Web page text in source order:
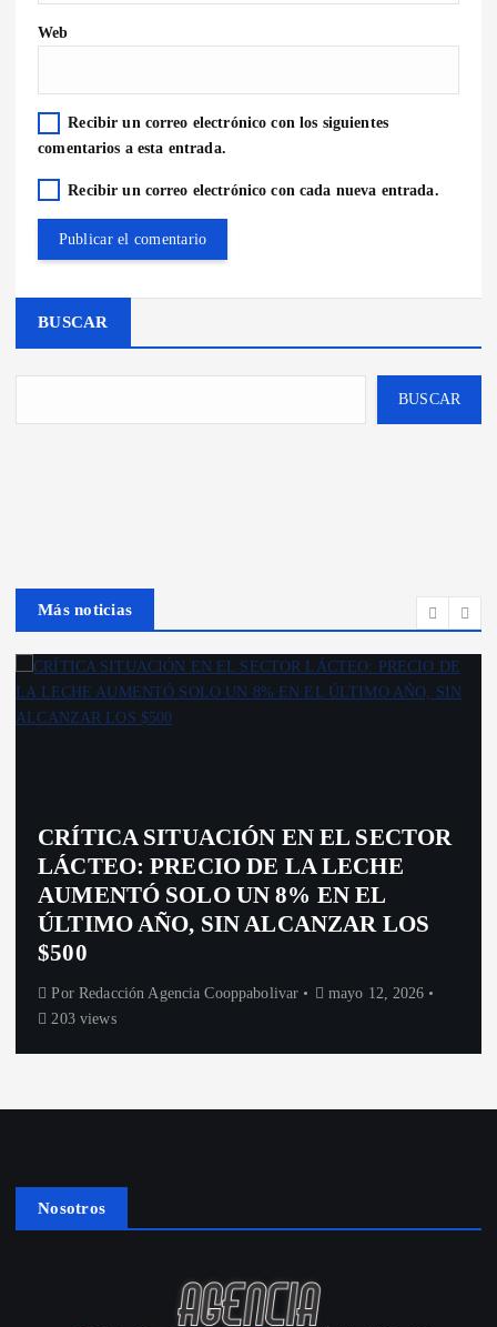
Web
Recibir un correo electrónico con los siguientes
comentarios a esta entrada.
Recibir un correo electrónico con cada nueva entrada.
BUSCAR
BUSCAR
Más noticias
CRÍTICA SITUACIÓN EN EL SECTOR
LÁCTEO: PRECIO DE LA LECHE
AUMENTÓ SOLO UN 8% EN EL
ÚLTIMO AÑO, SIN ALCANZAR LOS
$500
Por Redacción Agencia Cooppabolivar
mayo 12, 2026
203 views
Nosotros